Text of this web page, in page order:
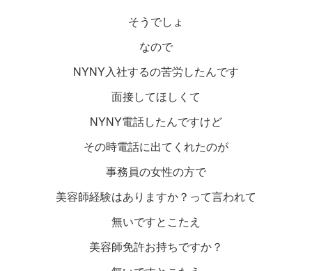
そうでしょ
なので
NYNY入社するの苦労したんです
面接してほしくて
NYNY電話したんですけど
その時電話に出てくれたのが
事務員の女性の方で
美容師経験はありますか？って言われて
無いですとこたえ
美容師免許お持ちですか？